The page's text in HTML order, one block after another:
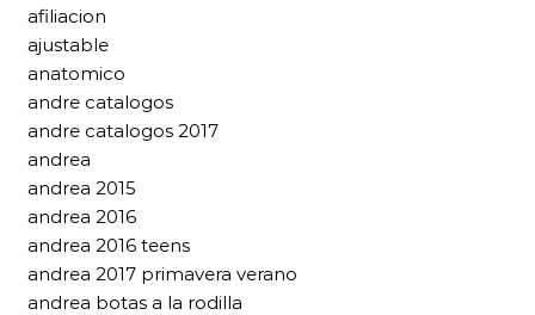
afiliacion
ajustable
anatomico
andre catalogos
andre catalogos 2017
andrea
andrea 2015
andrea 2016
andrea 2016 teens
andrea 2017 primavera verano
andrea botas a la rodilla